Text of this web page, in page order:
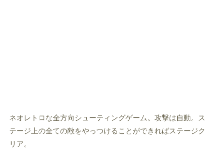
ネオレトロな全方向シューティングゲーム。攻撃は自動。ス
テージ上の全ての敵をやっつけることができればステージク
リア。